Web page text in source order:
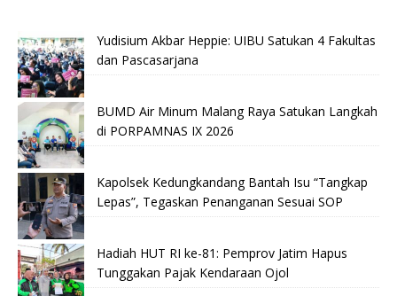
Yudisium Akbar Heppie: UIBU Satukan 4 Fakultas
dan Pascasarjana
BUMD Air Minum Malang Raya Satukan Langkah
di PORPAMNAS IX 2026
Kapolsek Kedungkandang Bantah Isu “Tangkap
Lepas”, Tegaskan Penanganan Sesuai SOP
Hadiah HUT RI ke-81: Pemprov Jatim Hapus
Tunggakan Pajak Kendaraan Ojol